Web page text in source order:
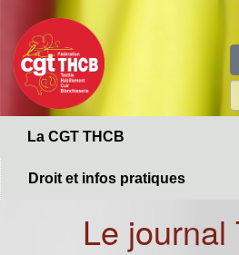
contenu
principal
La CGT THCB
Droit et infos pratiques
Le journal